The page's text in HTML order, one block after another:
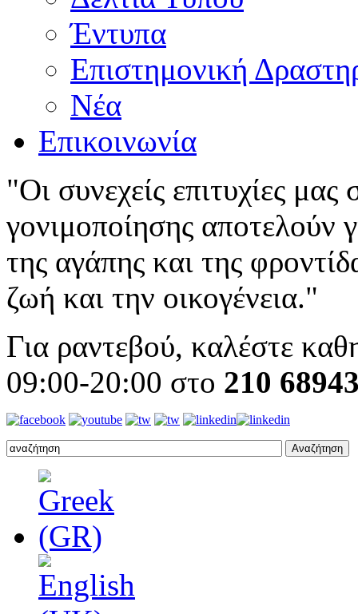
Έντυπα
Επιστημονική
Νέα
Επικοινωνία
"Οι συνεχείς επιτυχίες
γονιμοποίησης αποτελούν
της αγάπης και της
ζωή και την οικογένεια."
Για ραντεβού, καλέστε
09:00-20:00 στο 210